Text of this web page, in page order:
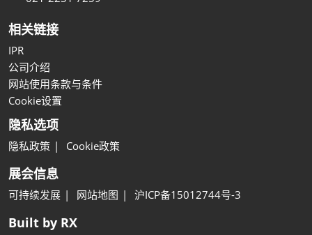
相关链接
IPR
公司介绍
网站使用条款与条件
Cookie设置
隐私选项
隐私政策 Cookie政策
展会信息
可持续发展 网站地图 沪ICP备15012744号-3
Built by RX